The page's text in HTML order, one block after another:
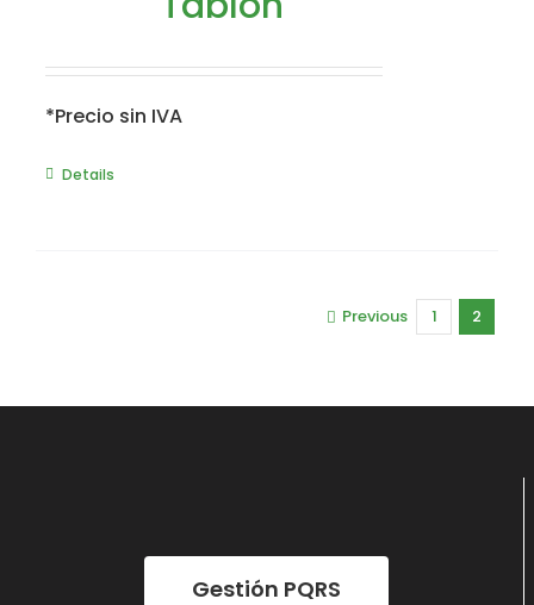
*Precio sin IVA
Details
Previous 1 2
Gestión PQRS